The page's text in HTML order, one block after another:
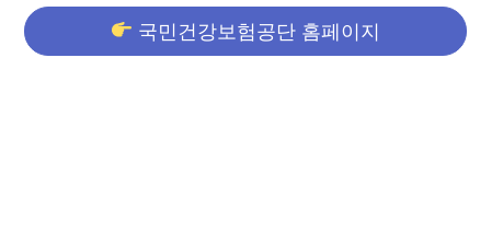
국민건강보험공단 홈페이지